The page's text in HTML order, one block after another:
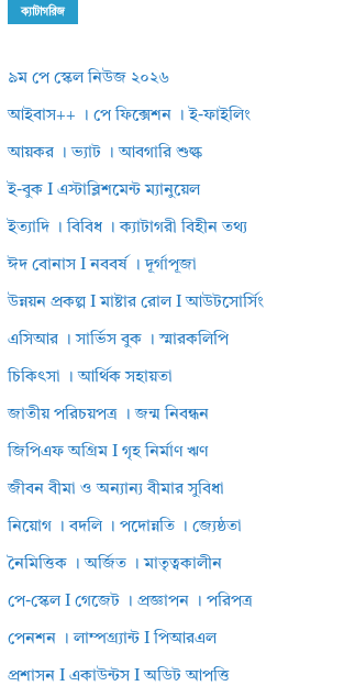
ক্যাটাগরিজ
৯ম পে স্কেল নিউজ ২০২৬
আইবাস++ । পে ফিক্সেশন । ই-ফাইলিং
আয়কর । ভ্যাট । আবগারি শুল্ক
ই-বুক I এস্টাব্লিশমেন্ট ম্যানুয়েল
ইত্যাদি । বিবিধ । ক্যাটাগরী বিহীন তথ্য
ঈদ বোনাস I নববর্ষ । দূর্গাপূজা
উন্নয়ন প্রকল্প I মাষ্টার রোল I আউটসোর্সিং
এসিআর । সার্ভিস বুক । স্মারকলিপি
চিকিৎসা । আর্থিক সহায়তা
জাতীয় পরিচয়পত্র । জন্ম নিবন্ধন
জিপিএফ অগ্রিম I গৃহ নির্মাণ ঋণ
জীবন বীমা ও অন্যান্য বীমার সুবিধা
নিয়োগ । বদলি । পদোন্নতি । জ্যেষ্ঠতা
নৈমিত্তিক । অর্জিত । মাতৃত্বকালীন
পে-স্কেল I গেজেট । প্রজ্ঞাপন । পরিপত্র
পেনশন । লাম্পগ্র্যান্ট I পিআরএল
প্রশাসন I একাউন্টস I অডিট আপত্তি